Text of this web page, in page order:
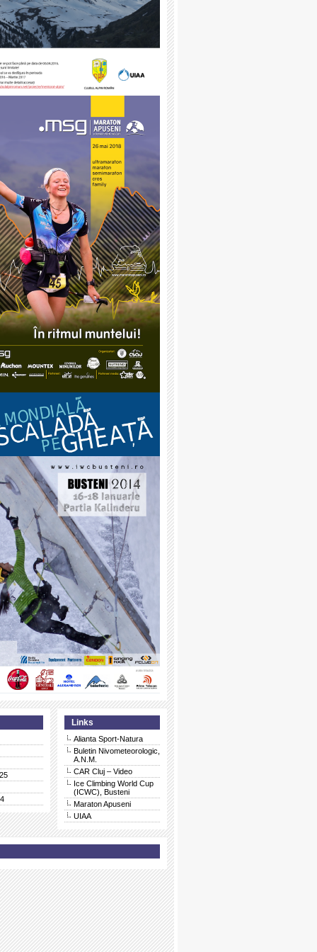
Links
Alianta Sport-Natura
Buletin Nivometeorologic,
A.N.M.
CAR Cluj – Video
Ice Climbing World Cup
(ICWC), Busteni
Maraton Apuseni
UIAA